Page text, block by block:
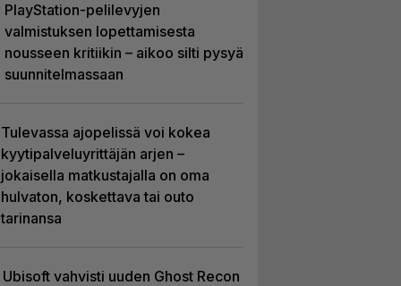
PlayStation-pelilevyjen
valmistuksen lopettamisesta
nousseen kritiikin – aikoo silti pysyä
suunnitelmassaan
Tulevassa ajopelissä voi kokea
kyytipalveluyrittäjän arjen –
jokaisella matkustajalla on oma
hulvaton, koskettava tai outo
tarinansa
Ubisoft vahvisti uuden Ghost Recon